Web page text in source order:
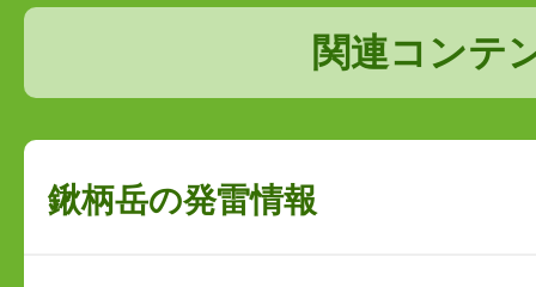
関連コンテ
鍬柄岳の発雷情報